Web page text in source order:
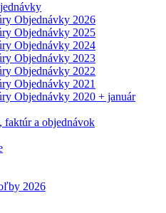
Objednávky 2026
Objednávky 2025
Objednávky 2024
Objednávky 2023
Objednávky 2022
Objednávky 2021
Objednávky 2020 + január
faktúr a objednávok
2026